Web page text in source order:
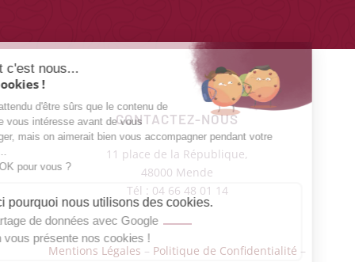
Salut c'est nous...
les Cookies !
On a attendu d'être sûrs que le contenu de
ce site vous intéresse avant de vous
déranger, mais on aimerait bien vous accompagner pendant votre
C'est OK pour vous ?
Voici pourquoi nous utilisons des cookies.
Partage de données avec Google
On vous présente nos cookies !
CONTACTEZ-NOUS
11 place de la République,
48000 Mende
Tél : 04 66 48 01 14
Mentions Légales – Politique de Confidentialité –